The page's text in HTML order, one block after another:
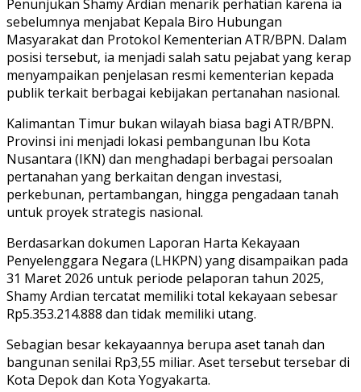
Penunjukan Shamy Ardian menarik perhatian karena ia
sebelumnya menjabat Kepala Biro Hubungan
Masyarakat dan Protokol Kementerian ATR/BPN. Dalam
posisi tersebut, ia menjadi salah satu pejabat yang kerap
menyampaikan penjelasan resmi kementerian kepada
publik terkait berbagai kebijakan pertanahan nasional.
Kalimantan Timur bukan wilayah biasa bagi ATR/BPN.
Provinsi ini menjadi lokasi pembangunan Ibu Kota
Nusantara (IKN) dan menghadapi berbagai persoalan
pertanahan yang berkaitan dengan investasi,
perkebunan, pertambangan, hingga pengadaan tanah
untuk proyek strategis nasional.
Berdasarkan dokumen Laporan Harta Kekayaan
Penyelenggara Negara (LHKPN) yang disampaikan pada
31 Maret 2026 untuk periode pelaporan tahun 2025,
Shamy Ardian tercatat memiliki total kekayaan sebesar
Rp5.353.214.888 dan tidak memiliki utang.
Sebagian besar kekayaannya berupa aset tanah dan
bangunan senilai Rp3,55 miliar. Aset tersebut tersebar di
Kota Depok dan Kota Yogyakarta.